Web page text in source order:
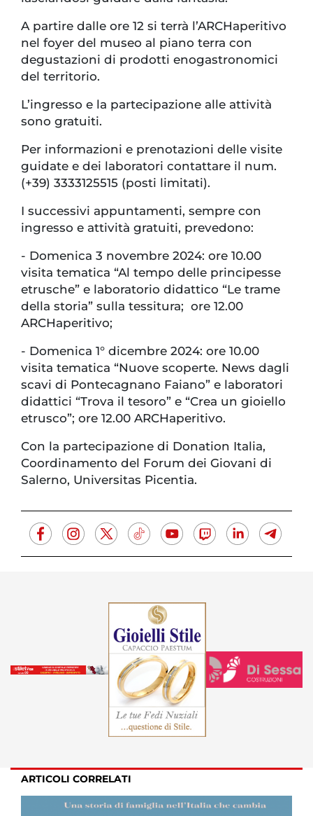
A partire dalle ore 12 si terrà l’ARCHaperitivo
nel foyer del museo al piano terra con
degustazioni di prodotti enogastronomici
del territorio.
L’ingresso e la partecipazione alle attività
sono gratuiti.
Per informazioni e prenotazioni delle visite
guidate e dei laboratori contattare il num.
(+39) 3333125515 (posti limitati).
I successivi appuntamenti, sempre con
ingresso e attività gratuiti, prevedono:
- Domenica 3 novembre 2024: ore 10.00
visita tematica “Al tempo delle principesse
etrusche” e laboratorio didattico “Le trame
della storia” sulla tessitura; ore 12.00
ARCHaperitivo;
- Domenica 1° dicembre 2024: ore 10.00
visita tematica “Nuove scoperte. News dagli
scavi di Pontecagnano Faiano” e laboratori
didattici “Trova il tesoro” e “Crea un gioiello
etrusco”; ore 12.00 ARCHaperitivo.
Con la partecipazione di Donation Italia,
Coordinamento del Forum dei Giovani di
Salerno, Universitas Picentia.
ARTICOLI CORRELATI